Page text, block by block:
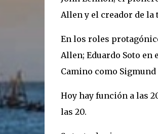
Allen y el creador de
En los roles
Allen; Eduardo Soto en
Camino como
Hoy hay función a las
las 20.